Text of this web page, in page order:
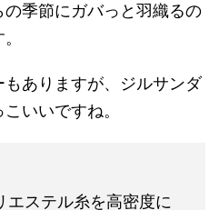
季節にガバっと羽織るの
ありますが、ジルサンダ
いいですね。
エステル糸を高密度に